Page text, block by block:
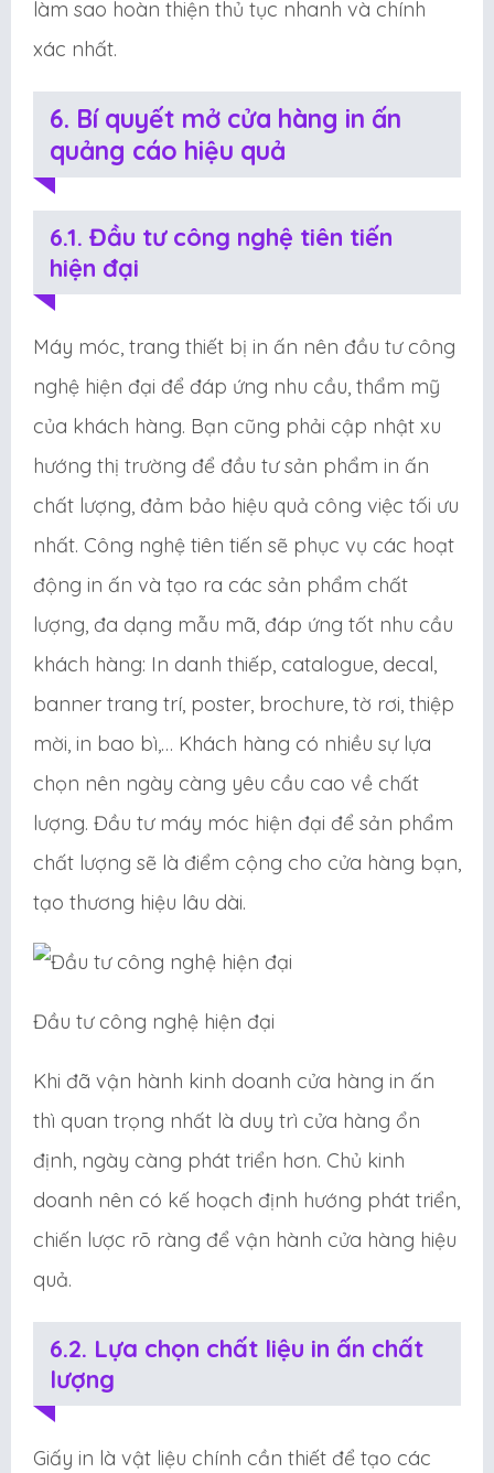
làm sao hoàn thiện thủ tục nhanh và chính
xác nhất.
6. Bí quyết mở cửa hàng in ấn
quảng cáo hiệu quả
6.1. Đầu tư công nghệ tiên tiến
hiện đại
Máy móc, trang thiết bị in ấn nên đầu tư công
nghệ hiện đại để đáp ứng nhu cầu, thẩm mỹ
của khách hàng. Bạn cũng phải cập nhật xu
hướng thị trường để đầu tư sản phẩm in ấn
chất lượng, đảm bảo hiệu quả công việc tối ưu
nhất. Công nghệ tiên tiến sẽ phục vụ các hoạt
động in ấn và tạo ra các sản phẩm chất
lượng, đa dạng mẫu mã, đáp ứng tốt nhu cầu
khách hàng: In danh thiếp, catalogue, decal,
banner trang trí, poster, brochure, tờ rơi, thiệp
mời, in bao bì,… Khách hàng có nhiều sự lựa
chọn nên ngày càng yêu cầu cao về chất
lượng. Đầu tư máy móc hiện đại để sản phẩm
chất lượng sẽ là điểm cộng cho cửa hàng bạn,
tạo thương hiệu lâu dài.
Đầu tư công nghệ hiện đại
Khi đã vận hành kinh doanh cửa hàng in ấn
thì quan trọng nhất là duy trì cửa hàng ổn
định, ngày càng phát triển hơn. Chủ kinh
doanh nên có kế hoạch định hướng phát triển,
chiến lược rõ ràng để vận hành cửa hàng hiệu
quả.
6.2. Lựa chọn chất liệu in ấn chất
lượng
Giấy in là vật liệu chính cần thiết để tạo các